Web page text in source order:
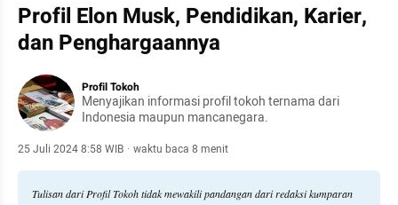
Profil Elon Musk, Pendidikan, Karier,
dan Penghargaannya
Profil Tokoh
Menyajikan informasi profil tokoh ternama dari
Indonesia maupun mancanegara.
25 Juli 2024 8:58 WIB · waktu baca 8 menit
Tulisan dari Profil Tokoh tidak mewakili pandangan dari redaksi kumparan